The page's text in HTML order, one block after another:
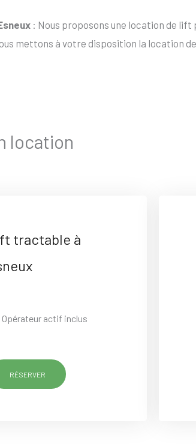
: Nous proposons une location de
mettons à votre disposition la location
location
tractable à
Opérateur actif inclus
RÉSERVER